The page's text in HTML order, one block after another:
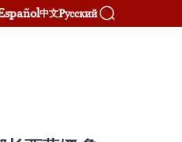
中文Русский